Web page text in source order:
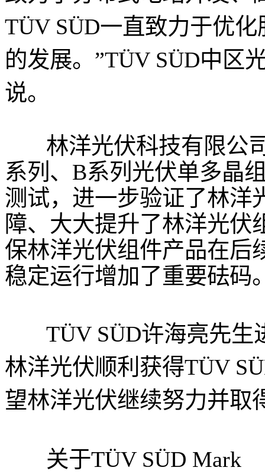
TÜV SÜD一直致力于优
的发展。”TÜV SÜD中区
说。
林洋光伏科技有限公
系列、B系列光伏单多晶
测试，进一步验证了林洋
障、大大提升了林洋光伏
保林洋光伏组件产品在后
稳定运行增加了重要砝码
TÜV SÜD许海亮先生
林洋光伏顺利获得TÜV
望林洋光伏继续努力并取
关于TÜV SÜD Mark